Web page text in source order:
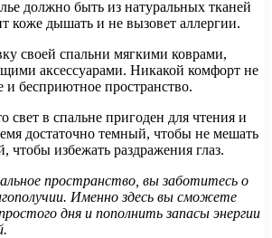
должно быть из натуральных тканей
коже дышать и не вызовет аллергии.
своей спальни мягкими коврами,
аксессуарами. Никакой комфорт не
и бесприютное пространство.
свет в спальне пригоден для чтения и
достаточно темный, чтобы не мешать
чтобы избежать раздражения глаз.
пространство, вы заботитесь о
Именно здесь вы сможете
дня и пополнить запасы энергии